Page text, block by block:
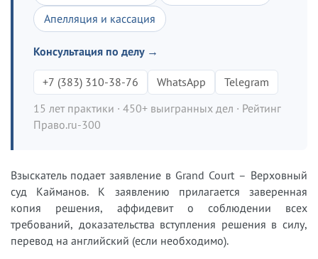
Апелляция и кассация
Консультация по делу →
+7 (383) 310-38-76 WhatsApp
Telegram
15 лет практики · 450+ выигранных дел · Рейтинг
Право.ru-300
Взыскатель подает заявление в Grand Court – Верховный
суд Кайманов. К заявлению прилагается заверенная
копия решения, аффидевит о соблюдении всех
требований, доказательства вступления решения в силу,
перевод на английский (если необходимо).